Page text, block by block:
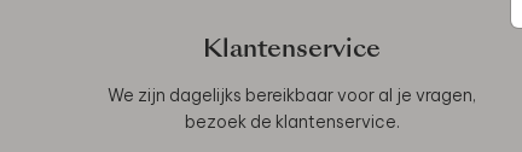
Klantenservice
We zijn dagelijks bereikbaar voor al je vragen,
bezoek de klantenservice.